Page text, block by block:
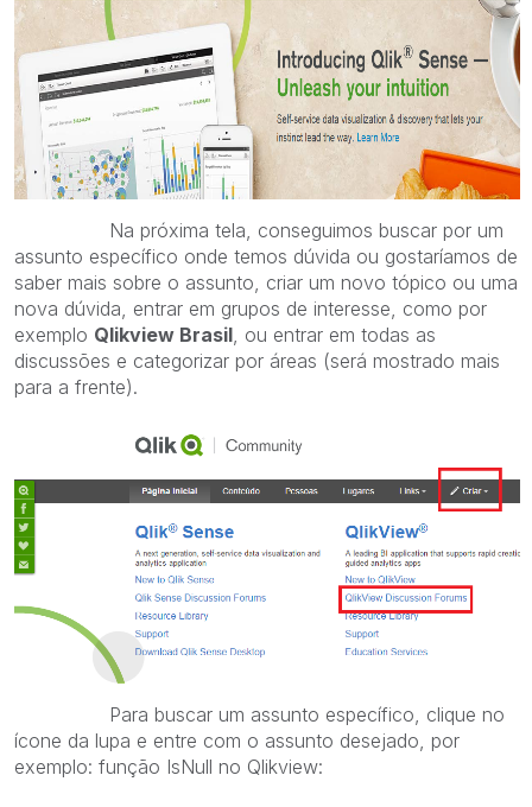
Na próxima tela, conseguimos buscar por um
assunto específico onde temos dúvida ou gostaríamos de
saber mais sobre o assunto, criar um novo tópico ou uma
nova dúvida, entrar em grupos de interesse, como por
exemplo Qlikview Brasil , ou entrar em todas as
discussões e categorizar por áreas (será mostrado mais
para a frente).
Para buscar um assunto específico, clique no
ícone da lupa e entre com o assunto desejado, por
exemplo: função IsNull no Qlikview: